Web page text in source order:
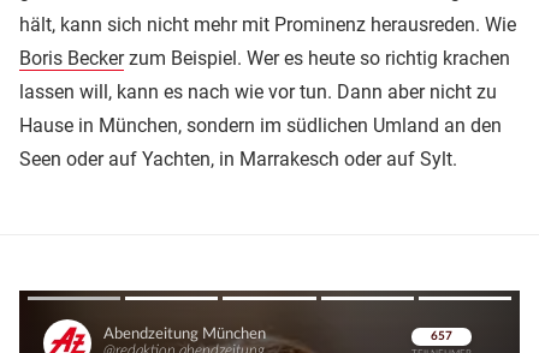
hält, kann sich nicht mehr mit Prominenz herausreden. Wie
Boris Beckerzum Beispiel. Wer es heute so richtig krachen
lassen will, kann es nach wie vor tun. Dann aber nicht zu
Hause in München, sondern im südlichen Umland an den
Seen oder auf Yachten, in Marrakesch oder auf Sylt.